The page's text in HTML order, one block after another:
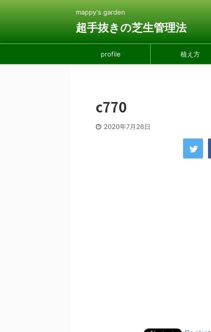
mappy's garden
超手抜きの芝生管理法
profile 植え方
c770
2020年7月26日